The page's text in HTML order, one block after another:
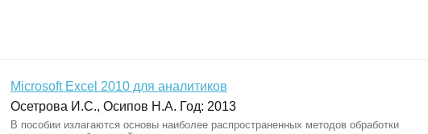
Microsoft Excel 2010 для аналитиков
Осетрова И.С., Осипов Н.А. Год: 2013
В пособии излагаются основы наиболее распространенных методов обработки